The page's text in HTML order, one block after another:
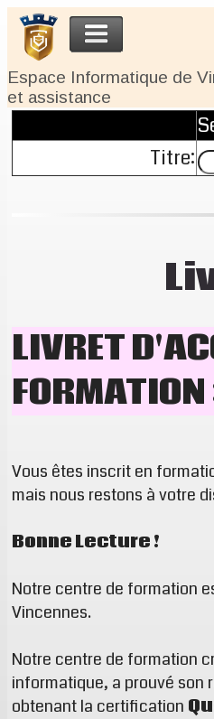
Espace Informatique de
et assistance
Titre:
LIVRET
FORMATION
Vous êtes inscrit en
mais nous restons à votre
Bonne Lecture !
Notre centre de formation
Vincennes.
Notre centre de formation
informatique, a prouvé son
obtenant la certification